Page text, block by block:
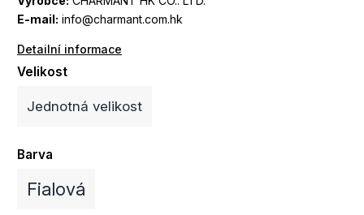
E-mail: info@charmant.com.hk
Detailní informace
Velikost
Jednotná velikost
Barva
Fialová